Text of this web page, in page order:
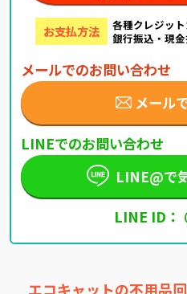
お支払方法
各種クレジッ
銀行振込・現
メールでのお問い合わせ
メール
LINEでのお問い合わせ
LINE@で
LINE ID
エコキャットの不用品